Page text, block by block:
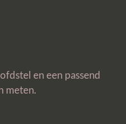
en een passend
meten.